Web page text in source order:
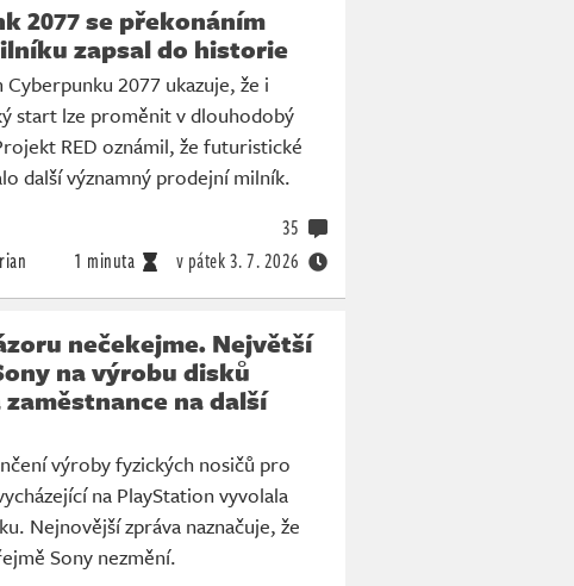
2077 se překonáním
zapsal do historie
2077 ukazuje, že i
start lze proměnit v dlouhodobý
RED oznámil, že futuristické
další významný prodejní milník.
1 minuta v pátek3. 7. 2026
35
nečekejme. Největší
na výrobu disků
na další
výroby fyzických nosičů pro
na PlayStation vyvolala
Nejnovější zpráva naznačuje, že
Sony nezmění.